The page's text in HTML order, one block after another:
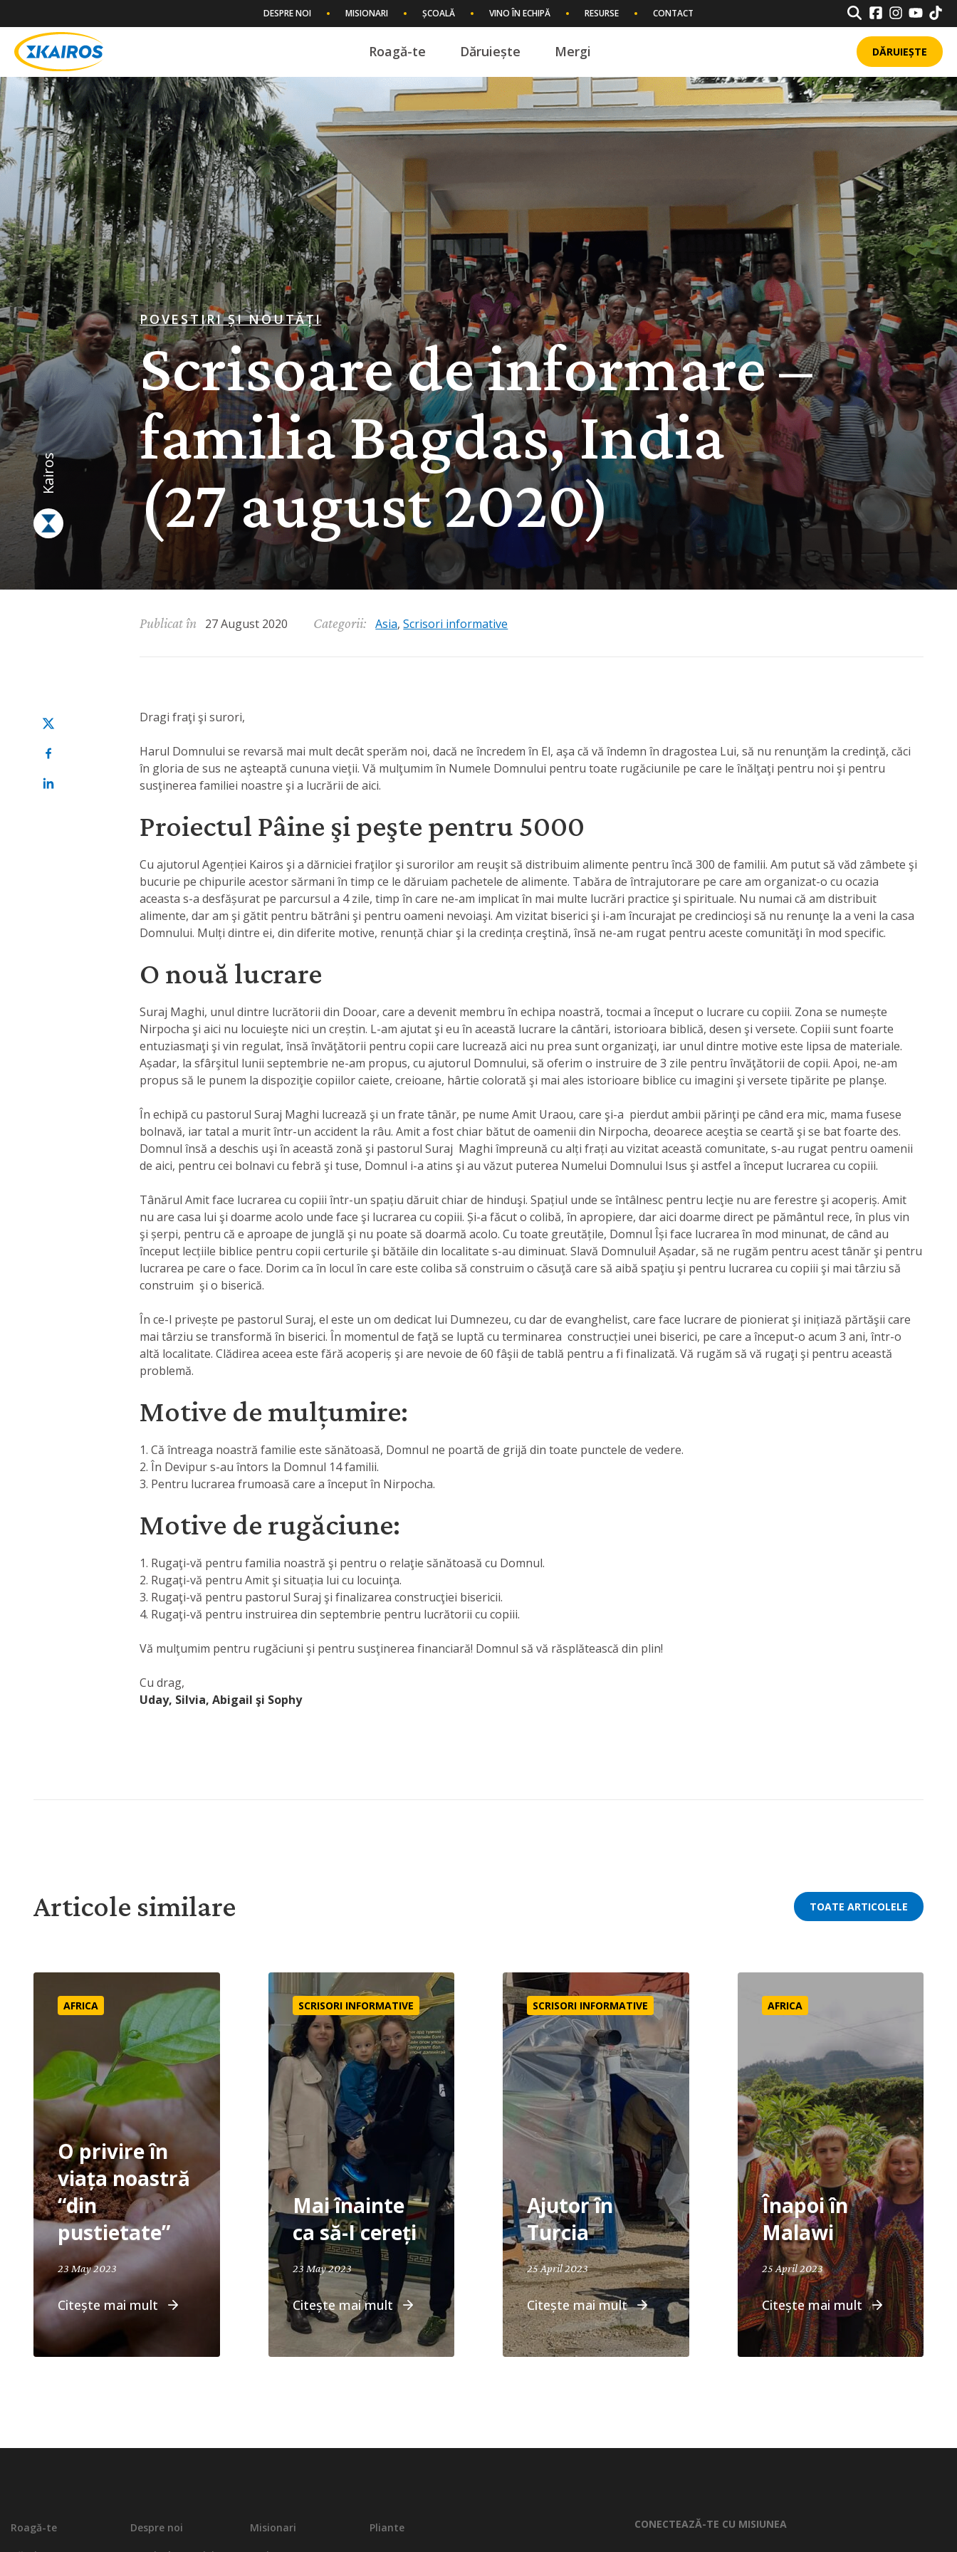
DESPRE NOI MISIONARI ȘCOALĂ VINO ÎN ECHIPĂ RESURSE CONTACT SEARCH
Roagă-te Dăruiește Mergi DĂRUIEȘTE
Kairos
POVESTIRI ȘI NOUTĂȚI
Scrisoare de informare –
familia Bagdas, India
(27 august 2020)
Publicat în 27 August 2020 Categorii: Asia,Scrisori informative
Dragi fraţi şi surori,
Harul Domnului se revarsă mai mult decât sperăm noi, dacă ne încredem în El, aşa că vă îndemn în dragostea Lui, să nu renunţăm la credinţă, căci
în gloria de sus ne aşteaptă cununa vieţii. Vă mulţumim în Numele Domnului pentru toate rugăciunile pe care le înălţaţi pentru noi şi pentru
susţinerea familiei noastre şi a lucrării de aici.
Proiectul Pâine şi peşte pentru 5000
Cu ajutorul Agenției Kairos şi a dărniciei fraţilor şi surorilor am reuşit să distribuim alimente pentru încă 300 de familii. Am putut să văd zâmbete şi
bucurie pe chipurile acestor sărmani în timp ce le dăruiam pachetele de alimente. Tabăra de întrajutorare pe care am organizat-o cu ocazia
aceasta s-a desfășurat pe parcursul a 4 zile, timp în care ne-am implicat în mai multe lucrări practice şi spirituale. Nu numai că am distribuit
alimente, dar am şi gătit pentru bătrâni şi pentru oameni nevoiaşi. Am vizitat biserici şi i-am încurajat pe credincioşi să nu renunţe la a veni la casa
Domnului. Mulți dintre ei, din diferite motive, renunță chiar şi la credința creştină, însă ne-am rugat pentru aceste comunităţi în mod specific.
O nouă lucrare
Suraj Maghi, unul dintre lucrătorii din Dooar, care a devenit membru în echipa noastră, tocmai a început o lucrare cu copiii. Zona se numește
Nirpocha şi aici nu locuieşte nici un creștin. L-am ajutat şi eu în această lucrare la cântări, istorioara biblică, desen şi versete. Copiii sunt foarte
entuziasmaţi şi vin regulat, însă învăţătorii pentru copii care lucrează aici nu prea sunt organizaţi, iar unul dintre motive este lipsa de materiale.
Așadar, la sfârşitul lunii septembrie ne-am propus, cu ajutorul Domnului, să oferim o instruire de 3 zile pentru învăţătorii de copii. Apoi, ne-am
propus să le punem la dispoziţie copiilor caiete, creioane, hârtie colorată şi mai ales istorioare biblice cu imagini şi versete tipărite pe planşe.
În echipă cu pastorul Suraj Maghi lucrează şi un frate tânăr, pe nume Amit Uraou, care şi-a pierdut ambii părinţi pe când era mic, mama fusese
bolnavă, iar tatal a murit într-un accident la râu. Amit a fost chiar bătut de oamenii din Nirpocha, deoarece aceştia se ceartă şi se bat foarte des.
Domnul însă a deschis uşi în această zonă şi pastorul Suraj Maghi împreună cu alți frați au vizitat această comunitate, s-au rugat pentru oamenii
de aici, pentru cei bolnavi cu febră şi tuse, Domnul i-a atins şi au văzut puterea Numelui Domnului Isus şi astfel a început lucrarea cu copiii.
Tânărul Amit face lucrarea cu copiii într-un spațiu dăruit chiar de hinduşi. Spațiul unde se întâlnesc pentru lecţie nu are ferestre şi acoperiș. Amit
nu are casa lui şi doarme acolo unde face şi lucrarea cu copiii. Și-a făcut o colibă, în apropiere, dar aici doarme direct pe pământul rece, în plus vin
şi șerpi, pentru că e aproape de junglă şi nu poate să doarmă acolo. Cu toate greutățile, Domnul Își face lucrarea în mod minunat, de când au
început lecțiile biblice pentru copii certurile şi bătăile din localitate s-au diminuat. Slavă Domnului! Așadar, să ne rugăm pentru acest tânăr şi pentru
lucrarea pe care o face. Dorim ca în locul în care este coliba să construim o căsuţă care să aibă spaţiu şi pentru lucrarea cu copiii şi mai târziu să
construim şi o biserică.
În ce-l privește pe pastorul Suraj, el este un om dedicat lui Dumnezeu, cu dar de evanghelist, care face lucrare de pionierat şi inițiază părtăşii care
mai târziu se transformă în biserici. În momentul de faţă se luptă cu terminarea construcției unei biserici, pe care a început-o acum 3 ani, într-o
altă localitate. Clădirea aceea este fără acoperiș şi are nevoie de 60 fâşii de tablă pentru a fi finalizată. Vă rugăm să vă rugaţi şi pentru această
problemă.
Motive de mulțumire:
1. Că întreaga noastră familie este sănătoasă, Domnul ne poartă de grijă din toate punctele de vedere.
2. În Devipur s-au întors la Domnul 14 familii.
3. Pentru lucrarea frumoasă care a început în Nirpocha.
Motive de rugăciune:
1. Rugaţi-vă pentru familia noastră şi pentru o relaţie sănătoasă cu Domnul.
2. Rugaţi-vă pentru Amit şi situația lui cu locuinţa.
3. Rugaţi-vă pentru pastorul Suraj şi finalizarea construcţiei bisericii.
4. Rugaţi-vă pentru instruirea din septembrie pentru lucrătorii cu copiii.
Vă mulţumim pentru rugăciuni şi pentru susţinerea financiară! Domnul să vă răsplătească din plin!
Cu drag,
Uday, Silvia, Abigail şi Sophy
Articole similare TOATE ARTICOLELE
O privire în
viața noastră
“din
pustietate”
AFRICA
23 May 2023 April 19, 2024
Citește mai mult
Mai înainte ca să-I cereți
Mai înainte
ca să-I cereți
SCRISORI INFORMATIVE
23 May 2023
Citește mai mult
Ajutor în Turcia
Ajutor în
Turcia
SCRISORI INFORMATIVE
25 April 2023
Citește mai mult
Înapoi în
Malawi
AFRICA
25 April 2023
Citește mai mult
Roagă-te Despre noi Misionari Pliante CONECTEAZĂ-TE CU MISIUNEA